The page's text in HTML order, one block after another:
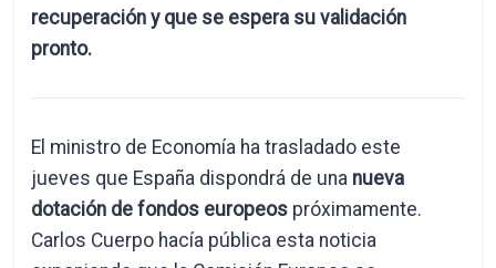
recuperación y que se espera su validación
pronto.
El ministro de Economía ha trasladado este
jueves que España dispondrá de una nueva
dotación de fondos europeos próximamente.
Carlos Cuerpo hacía pública esta noticia